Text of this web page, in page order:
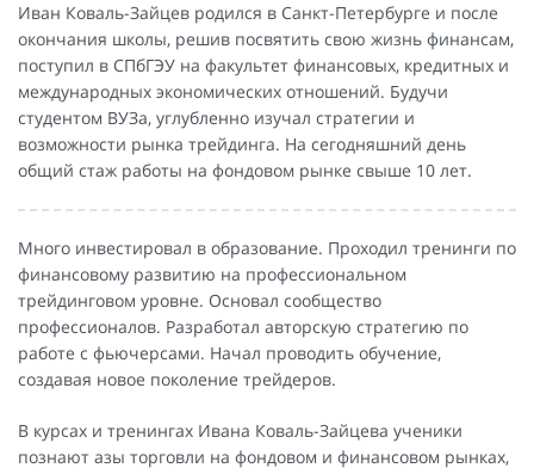
Иван Коваль-Зайцев родился в Санкт-Петербурге и после
окончания школы, решив посвятить свою жизнь финансам,
поступил в СПбГЭУ на факультет финансовых, кредитных и
международных экономических отношений. Будучи
студентом ВУЗа, углубленно изучал стратегии и
возможности рынка трейдинга. На сегодняшний день
общий стаж работы на фондовом рынке свыше 10 лет.
Много инвестировал в образование. Проходил тренинги по
финансовому развитию на профессиональном
трейдинговом уровне. Основал сообщество
профессионалов. Разработал авторскую стратегию по
работе с фьючерсами. Начал проводить обучение,
создавая новое поколение трейдеров.
В курсах и тренингах Ивана Коваль-Зайцева ученики
познают азы торговли на фондовом и финансовом рынках,